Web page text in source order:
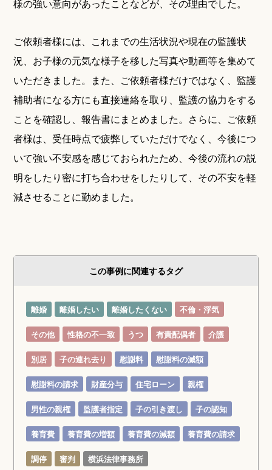
様の強い意向があったことなどが、その理由でした。
ご依頼者様には、これまでの生活状況や現在の監護状
況、お子様の元気な様子を移した写真や動画等を集めて
いただきました。また、ご依頼者様だけではなく、監護
補助者になる方にも直接連絡を取り、監護の協力をする
ことを確認し、報告書にまとめました。さらに、ご依頼
者様は、受任時点で疲弊していただけでなく、今後につ
いて強い不安感を感じておられたため、今後の流れの説
明をしたり密に打ち合わせをしたりして、その不安を軽
減させることに勤めました。
この事例に関連するタグ
離婚 離婚したい 離婚したくない 不倫・浮気
その他 性格の不一致 うつ 有責配偶者 介護
別居 子の連れ去り 慰謝料 慰謝料の減額
慰謝料の請求 財産分与 住宅ローン 親権
男性の親権 監護者指定 子の引き渡し 子の認知
養育費 養育費の増額 養育費の減額 養育費の請求
調停 審判 横浜法律事務所